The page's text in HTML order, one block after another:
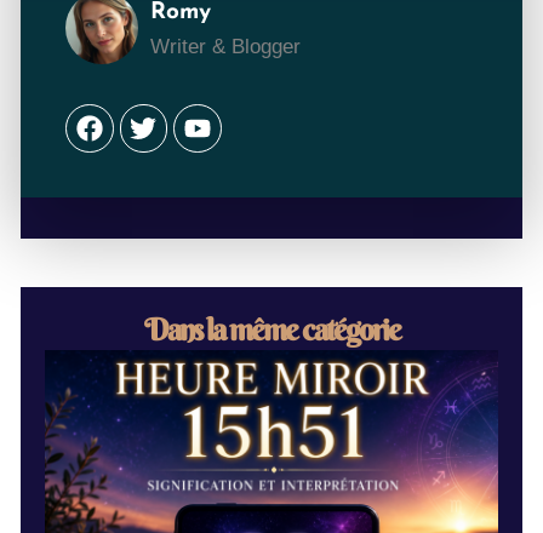
Romy
Writer & Blogger
Facebook
TwitterYoutube
Dans la même catégorie